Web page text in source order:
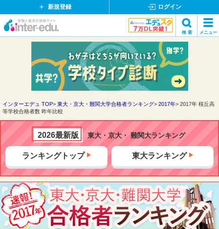
新規登録 ログイン
イ
ド
ッ
ト
検 索 メニュー
検索
インターエデュ TOP 東大・京大・難関大学合格者ランキング 2017年
2017年 桜丘高
等学校合格者数 昨年比較
2026最新版 東大・京大・ 難関大ランキング
ランキングトップ 東大ランキング